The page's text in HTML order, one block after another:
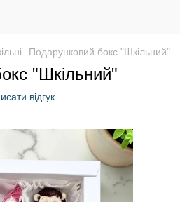
Подарунковий бокс "Шкільний"
"Шкільний"
відгук